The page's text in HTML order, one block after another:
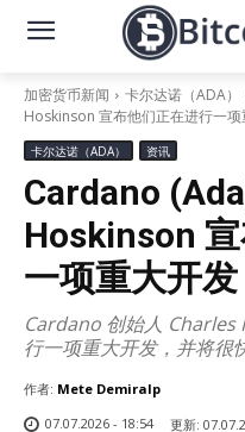
加密货币新闻 卡尔达诺（ADA）
Hoskinson 宣布他们正在进行一项
卡尔达诺（ADA） 资讯
Cardano
Hoskinson
一项重大开发
Cardano 创始人
行一项重大开发，并将很
作者: Mete Demiralp
07.07.2026 - 18:54
更新: